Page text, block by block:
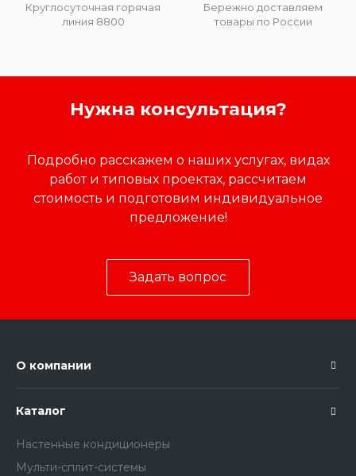
Круглосуточная горячая
линия 8800
Бережно доставляем
товары по России
Нужна консультация?
Подробно расскажем о наших услугах, видах
работ и типовых проектах, рассчитаем
стоимость и подготовим индивидуальное
предложение!
Задать вопрос
О компании
Каталог
Настенные кондиционеры
Мульти-сплит-системы